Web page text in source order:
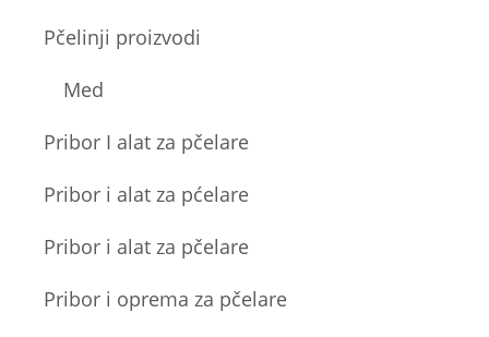
Pčelinji proizvodi
Med
Pribor I alat za pčelare
Pribor i alat za pćelare
Pribor i alat za pčelare
Pribor i oprema za pčelare